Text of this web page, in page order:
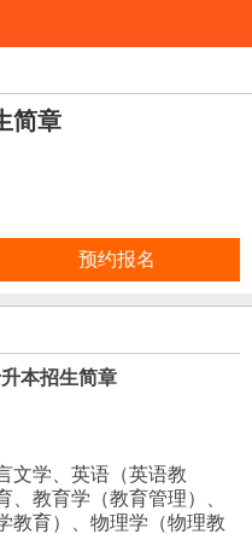
简章
预约报名
本招生简章
文学、 英语（英语教
、 教育学（教育管理）、
教育）、 物理学（物理教